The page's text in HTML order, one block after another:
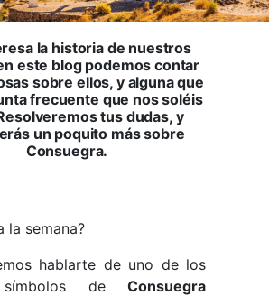
la historia de nuestros
este blog podemos contar
sobre ellos, y alguna que
frecuente que nos soléis
tus dudas, y
un poquito más sobre
Consuegra.
la semana?
hablarte de uno de los
símbolos de Consuegra